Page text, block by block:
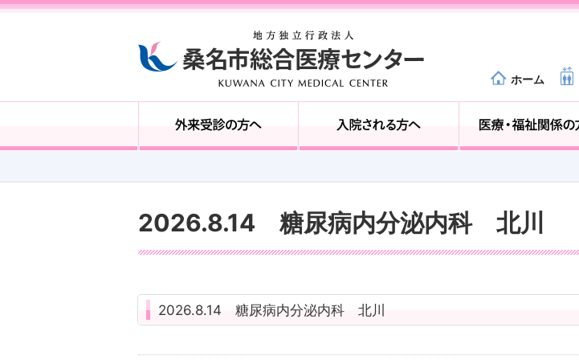
ホーム
2026.8.14 糖尿病内分泌内科 北川
2026.8.14 糖尿病内分泌内科 北川